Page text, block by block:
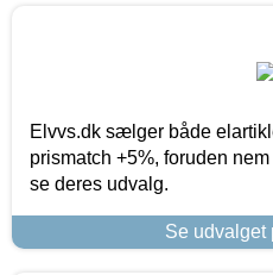
Elvvs.dk sælger både
prismatch +5%, foruden
se deres udvalg.
Se udvalget